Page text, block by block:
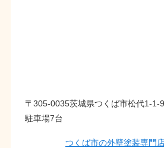
〒305-0035茨城県つくば市松代1-1-9
駐車場7台
つくば市の外壁塗装専門